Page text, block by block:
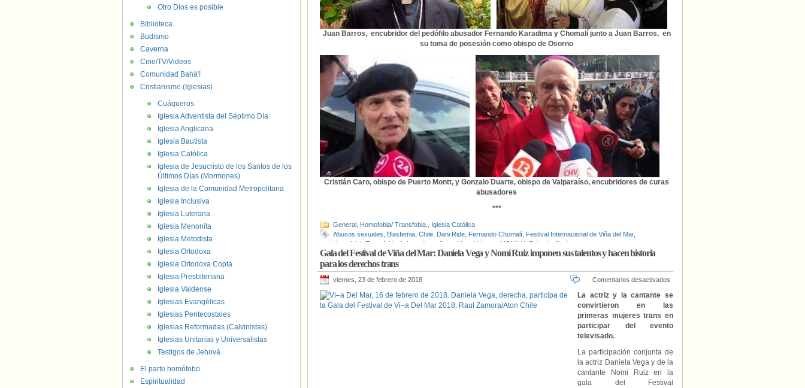
Juan Barros, encubridor del pedófilo abusador Fernando Karadima y Chomalí junto a Juan Barros, en
su toma de posesión como obispo de Osorno
Cristián Caro, obispo de Puerto Montt, y Gonzalo Duarte, obispo de Valparaíso, encubridores de curas
abusadores
***
General Homofobia/ Transfobia.
Iglesia Católica
Abusos sexuales
Blasfemia Chile Dani Ride Fernando Chomalí Festival Internacional de Viña del Mar,
Homofobia/Transfobia
Infernodaga Jorge Vega Velasco MOVILH Rolando Jiménez
Gala del Festival de Viña del Mar: Daniela Vega y Nomi Ruiz imponen sus talentos y hacen historia
para los derechos trans
viernes, 23 de febrero de 2018 Comentarios desactivados
La actriz y la cantante se
convirtieron en las
primeras mujeres trans en
participar del evento
televisado.
La participación conjunta de
la actriz Daniela Vega y de la
cantante Nomi Ruiz en la
gala del Festival
Otro Dios es posible
Biblioteca
Budismo
Caverna
Cine/TV/Videos
Comunidad Bahá'í
Cristianismo (Iglesias)
Cuáqueros
Iglesia Adventista del Séptimo Día
Iglesia Anglicana
Iglesia Bautista
Iglesia Católica
Iglesia de Jesucristo de los Santos de los
Últimos Días (Mormones)
Iglesia de la Comunidad Metropolitana
Iglesia Inclusiva
Iglesia Luterana
Iglesia Menonita
Iglesia Metodista
Iglesia Ortodoxa
Iglesia Ortodoxa Copta
Iglesia Presbiteriana
Iglesia Valdense
Iglesias Evangélicas
Iglesias Pentecostales
Iglesias Reformadas (Calvinistas)
Iglesias Unitarias y Universalistas
Testigos de Jehová
El parte homófobo
Espiritualidad